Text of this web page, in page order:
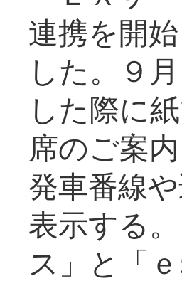
連携を開
した。９
した際に
席のご案
発車番線
表示する
ス」と「